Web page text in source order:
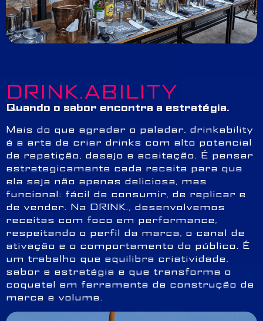
DRINK.ABILITY
Quando o sabor encontra a estratégia.
Mais do que agradar o paladar, drinkability
é a arte de criar drinks com alto potencial
de repetição, desejo e aceitação. É pensar
estrategicamente cada receita para que
ela seja não apenas deliciosa, mas
funcional: fácil de consumir, de replicar e
de vender. Na DRINK., desenvolvemos
receitas com foco em performance,
respeitando o perfil da marca, o canal de
ativação e o comportamento do público. É
um trabalho que equilibra criatividade,
sabor e estratégia e que transforma o
coquetel em ferramenta de construção de
marca e volume.